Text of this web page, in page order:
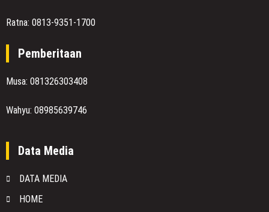
Ratna: 0813-9351-1700
Pemberitaan
Musa: 081326303408
Wahyu: 08985639746
Data Media
DATA MEDIA
HOME